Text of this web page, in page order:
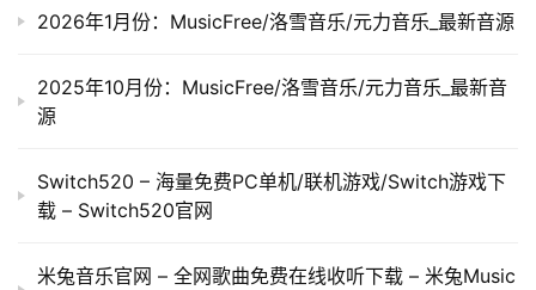
2026年1月份：MusicFree/洛雪音乐/元力音乐_最新音源
2025年10月份：MusicFree/洛雪音乐/元力音乐_最新音
源
Switch520 – 海量免费PC单机/联机游戏/Switch游戏下
载 – Switch520官网
米兔音乐官网 – 全网歌曲免费在线收听下载 – 米兔Music